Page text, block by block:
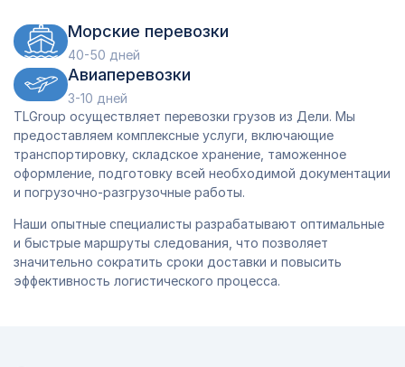
Морские перевозки
40-50 дней
Авиаперевозки
3-10 дней
TLGroup осуществляет перевозки грузов из Дели. Мы
предоставляем комплексные услуги, включающие
транспортировку, складское хранение, таможенное
оформление, подготовку всей необходимой документации
и погрузочно-разгрузочные работы.
Наши опытные специалисты разрабатывают оптимальные
и быстрые маршруты следования, что позволяет
значительно сократить сроки доставки и повысить
эффективность логистического процесса.